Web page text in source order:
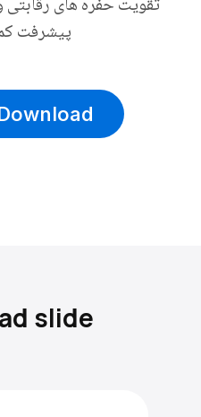
تقویت حفره های
پیشرفت
slide